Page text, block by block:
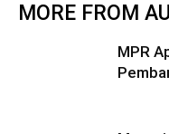
MORE FROM
MPR